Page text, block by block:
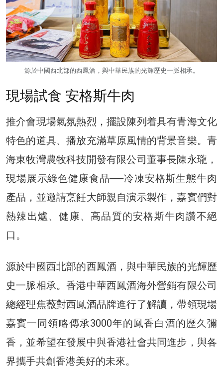
源於中國西北部的西鳳酒，與中華民族的光輝歷史一脈相承。
現場試食 安格斯牛肉
推介會現場氣氛熱烈，擺設陳列着具有青海文化
特色的道具、播放充滿草原風情的背景音樂。青
海東牧灣農牧科技開發有限公司董事長陳永瓏，
現場展示綠色健康食品──冷凍安格斯生態牛肉
產品，並邀請烹飪大師親自演示製作，嘉賓們對
熱辣出爐、健康、高品質的安格斯牛肉讚不絕
口。
源於中國西北部的西鳳酒，與中華民族的光輝歷
史一脈相承。香港中華西鳳酒海外營銷有限公司
總經理焦薇對西鳳酒品牌進行了解讀，帶領現場
嘉賓一同領略傳承3000年的鳳香白酒的歷久彌
香，並希望在發展中與香港社會共同進步，與各
界攜手共創香港美好的未來。